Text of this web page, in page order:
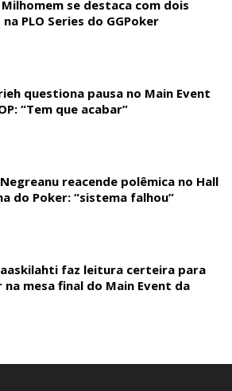
se destaca com dois
PLO Series do GGPoker
questiona pausa no Main Event
“Tem que acabar”
reacende polêmica no Hall
do Poker: “sistema falhou”
faz leitura certeira para
mesa final do Main Event da